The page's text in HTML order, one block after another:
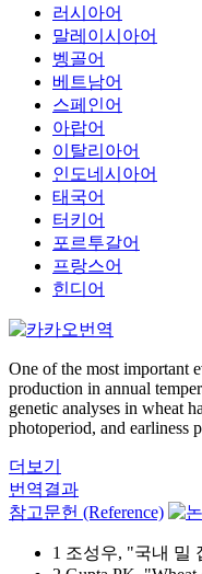
러시아어
말레이시아어
벵골어
베트남어
스페인어
아랍어
이탈리아어
인도네시아어
태국어
터키어
포르투갈어
프랑스어
힌디어
One of the most important
production in annual
genetic analyses in wheat
photoperiod, and earliness
더보기
번역결과
참고문헌 (Reference)
1 조성우, "국내 밀